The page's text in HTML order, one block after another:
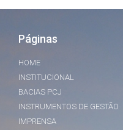
Páginas
HOME
INSTITUCIONAL
BACIAS PCJ
INSTRUMENTOS DE GESTÃO
IMPRENSA